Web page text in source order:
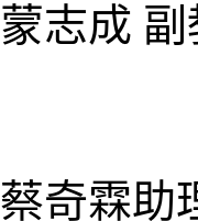
蒙志成
蔡奇霖助